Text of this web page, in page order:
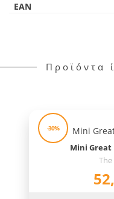
EAN
Προϊόντα
-30%
Mini Great